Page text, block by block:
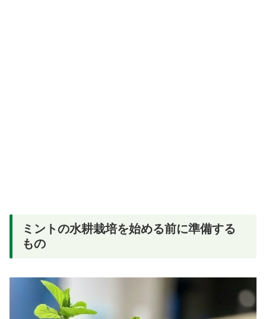
ミントの水耕栽培を始める前に準備する
もの